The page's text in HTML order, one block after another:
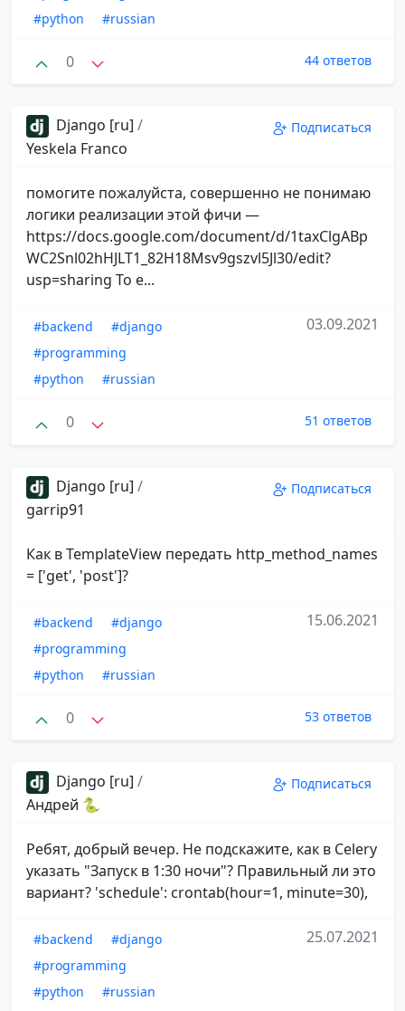
#python
#russian
0 44 ответов
Django [ru] /
Yeskela Franco
Подписаться
помогите пожалуйста, совершенно не понимаю
логики реализации этой фичи —
https://docs.google.com/document/d/1taxClgABp
WC2Snl02hHJLT1_82H18Msv9gszvl5Jl30/edit?
usp=sharing То е...
#backend
#django
#programming
#python
#russian
03.09.2021
0 51 ответов
Django [ru] /
garrip91
Подписаться
Как в TemplateView передать http_method_names
= ['get', 'post']?
#backend
#django
#programming
#python
#russian
15.06.2021
0 53 ответов
Django [ru] /
Андрей 🐍
Подписаться
Ребят, добрый вечер. Не подскажите, как в Celery
указать "Запуск в 1:30 ночи"? Правильный ли это
вариант? 'schedule': crontab(hour=1, minute=30),
#backend
#django
#programming
#python
#russian
25.07.2021